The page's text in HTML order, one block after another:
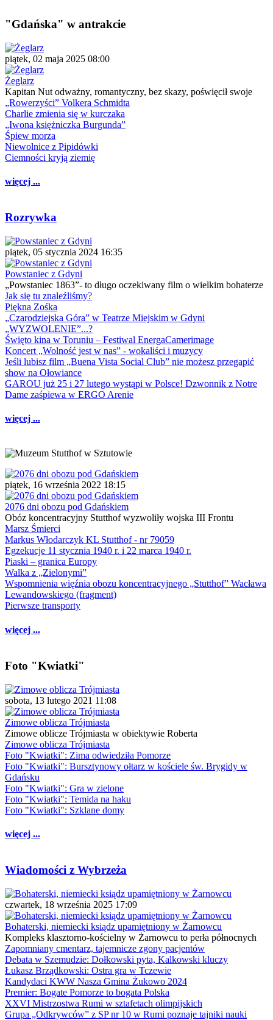
"Gdańska" w antrakcie
piątek, 02 maja 2025 08:00
Żeglarz
Kapitan Nut odważny, romantyczny, bez skazy, poświęcił swoje
„Rowerzyści” Volkera Schmidta
Charlie zmienia się w kurczaka
„Iwona księżniczka Burgunda”
Śpiew morza
Niewolnice z Pipidówki
Ciemności kryją ziemię
więcej ...
Rozrywka
piątek, 05 stycznia 2024 16:35
Powstaniec z Gdyni
„Powstaniec 1863”- to długo oczekiwany film o wielkim bohaterze
Jak się tu znaleźliśmy?
Piękna Zośka
„Czarodziejska Góra” w Teatrze Miejskim w Gdyni
„WYZWOLENIE”...?
Święto kina w Toruniu – Festiwal EnergaCamerimage
Koncert „Wolność jest w nas” - wokaliści i muzycy
Jeśli lubisz film „Buena Vista Social Club” nie możesz przegapić
show na Ołowiance
GAROU już 25 i 27 lutego wystąpi w Polsce! Dzwonnik z Notre
Dame zaśpiewa w ERGO Arenie
więcej ...
piątek, 16 września 2022 18:15
2076 dni obozu pod Gdańskiem
Obóz koncentracyjny Stutthof wyzwoliły wojska III Frontu
Marsz Śmierci
Markus Włodarczyk KL Stutthof - nr 79059
Egzekucje 11 stycznia 1940 r. i 22 marca 1940 r.
Piaski – granica Europy
Walka z „Zielonymi”
Wspomnienia więźnia obozu koncentracyjnego „Stutthof” Wacława
Lewandowskiego (fragment)
Pierwsze transporty
więcej ...
Foto "Kwiatki"
sobota, 13 lutego 2021 11:08
Zimowe oblicza Trójmiasta
Zimowe oblicze Trójmiasta w obiektywie Roberta
Zimowe oblicza Trójmiasta
Foto "Kwiatki": Zima odwiedziła Pomorze
Foto "Kwiatki": Bursztynowy ołtarz w kościele św. Brygidy w
Gdańsku
Foto "Kwiatki": Gra w zielone
Foto "Kwiatki": Temida na haku
Foto "Kwiatki": Szklane domy
więcej ...
Wiadomości z Wybrzeża
czwartek, 18 września 2025 17:09
Bohaterski, niemiecki ksiądz upamiętniony w Żarnowcu
Kompleks klasztorno-kościelny w Żarnowcu to perła północnych
Zapomniany cmentarz, tajemnicze zgony pacjentów
Debata w Szemudzie: Dołkowski pyta, Kalkowski kluczy
Łukasz Brządkowski: Ostra gra w Tczewie
Kandydaci KWW Nasza Gmina Żukowo 2024
Premier: Bogate Pomorze to bogata Polska
XXVI Mistrzostwa Rumi w sztafetach olimpijskich
Grupa „Odkrywców” z SP nr 10 w Rumi poznaje tajniki nauki